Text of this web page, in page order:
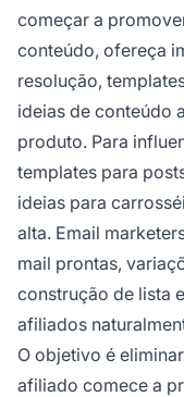
começar a
conteúdo, ofereça
resolução,
ideias de conteúdo
produto. Para
templates para
ideias para
alta. Email
mail prontas,
construção de lista
afiliados
O objetivo é
afiliado comece a